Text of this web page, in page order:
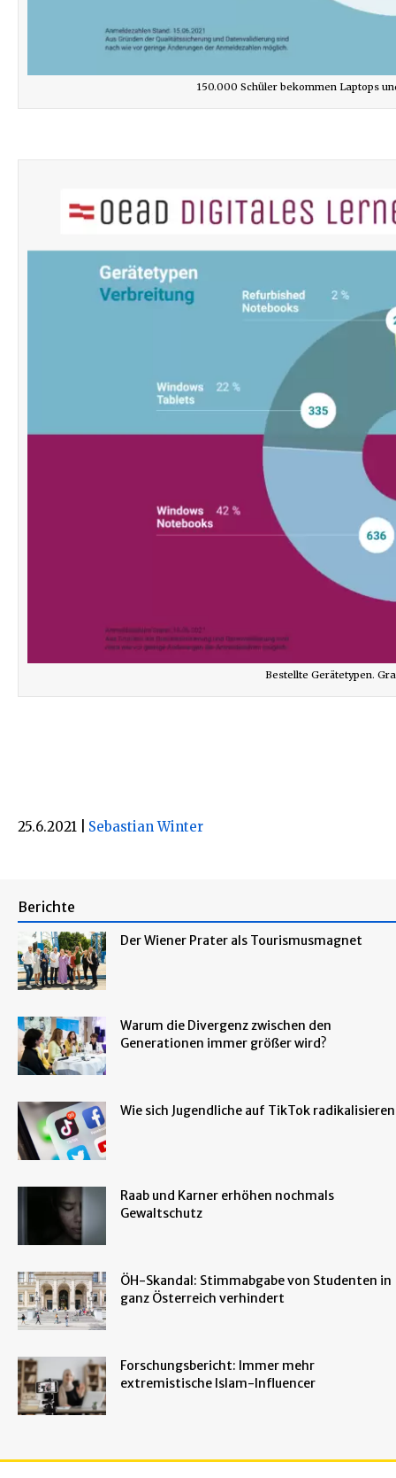
150.000 Schüler bekommen Laptops
Bestellte Gerätetypen.
25.6.2021 Sebastian Winter
Berichte
Der Wiener Prater als Tourismusmagnet
Warum die Divergenz zwischen den
Generationen immer größer wird?
Wie sich Jugendliche auf TikTok radikalisieren
Raab und Karner erhöhen nochmals
Gewaltschutz
ÖH-Skandal: Stimmabgabe von Studenten in
ganz Österreich verhindert
Forschungsbericht: Immer mehr
extremistische Islam-Influencer